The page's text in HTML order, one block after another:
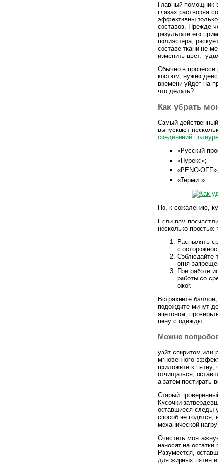
Главный помощник
глазах растворяя
эффективны
составов. Прежде
результате его
полиэстера,
составе ткани не
изменить цвет.
Обычно в процессе
костюм, нужно
времени уйдет на
что делать?
Как убрать
Самый
выпускают
соединений
«Русский
«Пурекс»;
«PENO-OFF»;
«Термит».
Но, к сожалению,
Если вам
несколько простых
Распылять
с
Соблюдайте
огня
При работе
работы со
ожог.
Встряхните
подождите минут
ацетоном,
пену с одежды
Можно
уайт-спиритом или
мгновенного
приложите к пятну,
отчищаться,
а затем постирать
Старый
Кусочки
оставшиеся следы
способ не годится,
механической
Очистить
наносят на
Разумеется,
для жирных пятен